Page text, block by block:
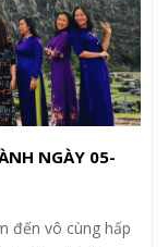
NGÀY 05-
đến vô cùng hấp